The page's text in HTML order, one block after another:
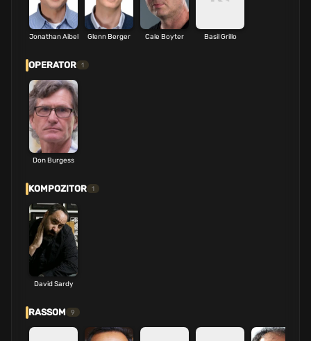
Jonathan Aibel Glenn Berger Cale Boyter Basil Grillo
OPERATOR 1
Don Burgess
KOMPOZITOR 1
David Sardy
RASSOM 9